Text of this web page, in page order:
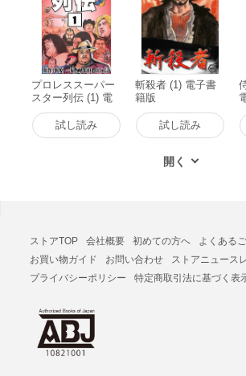
プロレススーパー
スター列伝 (1) 電
子書籍版
試し読み
斬殺者 (1) 電子書
籍版
試し読み
ストアTOP 会社概要 初めての方へ
よくある
お買い物ガイド
お問い合わせ
ストアニュース
プライバシーポリシー
特定商取引法に基づく表